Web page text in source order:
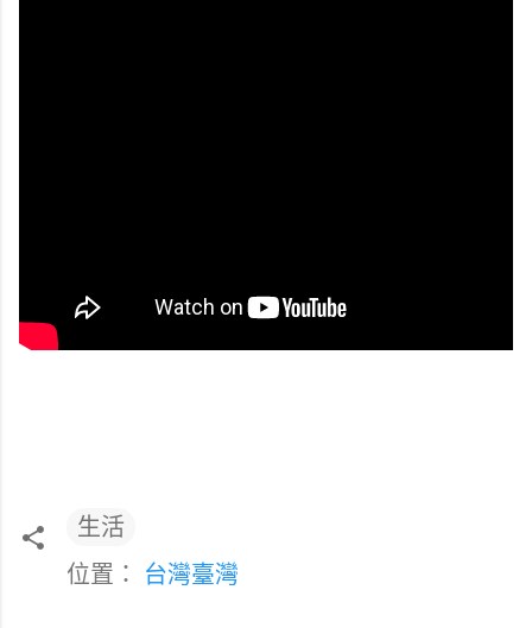
生活
位置： 台灣臺灣